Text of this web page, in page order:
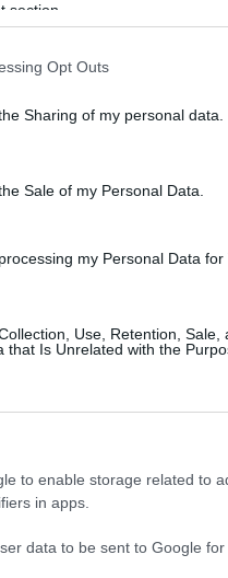
section.
Opt Outs
Sharing of my personal data.
Sale of my Personal Data.
my Personal Data for
Use, Retention, Sale,
that Is Unrelated with the
to enable storage related to
in apps.
data to be sent to Google